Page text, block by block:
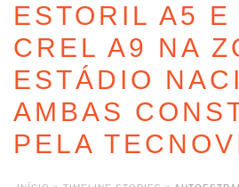
ESTORIL A5 E
CREL A9 NA
ESTÁDIO
AMBAS
PELA